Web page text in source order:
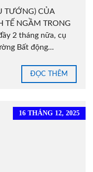
TƯỚNG) CỦA
TẾ NGẦM TRONG
2 tháng nữa, cụ
Bất động...
ĐỌC THÊM
16 THÁNG 12, 2025